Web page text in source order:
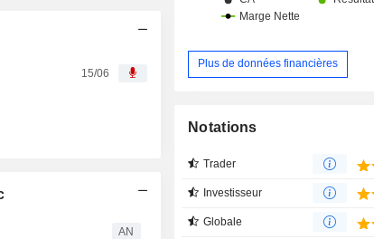
15/06
AN
Plus de données financières
Notations
Trader
Investisseur
Globale